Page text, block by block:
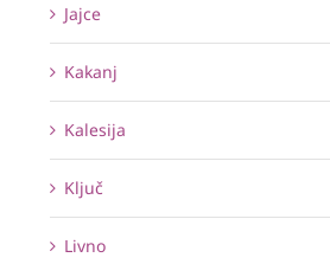
Jajce
Kakanj
Kalesija
Ključ
Livno